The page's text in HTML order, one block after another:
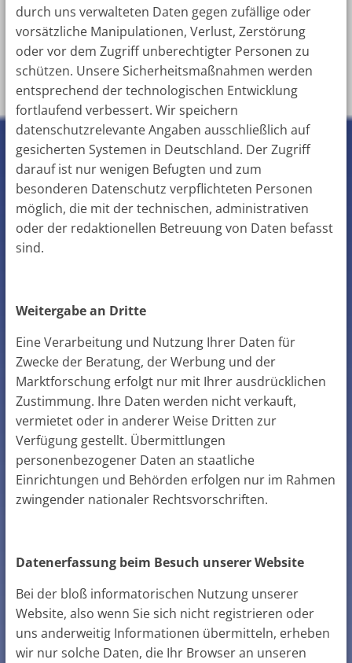
durch uns verwalteten Daten gegen zufällige oder
vorsätzliche Manipulationen, Verlust, Zerstörung
oder vor dem Zugriff unberechtigter Personen zu
schützen. Unsere Sicherheitsmaßnahmen werden
entsprechend der technologischen Entwicklung
fortlaufend verbessert. Wir speichern
datenschutzrelevante Angaben ausschließlich auf
gesicherten Systemen in Deutschland. Der Zugriff
darauf ist nur wenigen Befugten und zum
besonderen Datenschutz verpflichteten Personen
möglich, die mit der technischen, administrativen
oder der redaktionellen Betreuung von Daten befasst
sind.
Weitergabe an Dritte
Eine Verarbeitung und Nutzung Ihrer Daten für
Zwecke der Beratung, der Werbung und der
Marktforschung erfolgt nur mit Ihrer ausdrücklichen
Zustimmung. Ihre Daten werden nicht verkauft,
vermietet oder in anderer Weise Dritten zur
Verfügung gestellt. Übermittlungen
personenbezogener Daten an staatliche
Einrichtungen und Behörden erfolgen nur im Rahmen
zwingender nationaler Rechtsvorschriften.
Datenerfassung beim Besuch unserer Website
Bei der bloß informatorischen Nutzung unserer
Website, also wenn Sie sich nicht registrieren oder
uns anderweitig Informationen übermitteln, erheben
wir nur solche Daten, die Ihr Browser an unseren